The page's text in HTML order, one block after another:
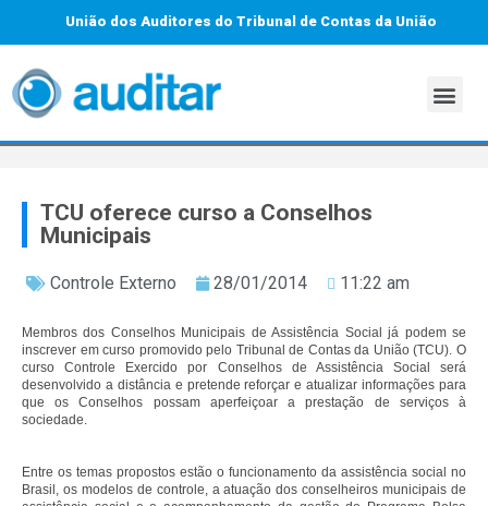
União dos Auditores do Tribunal de Contas da União
TCU oferece curso a Conselhos
Municipais
Controle Externo 28/01/2014 11:22 am
Membros dos Conselhos Municipais de Assistência Social já podem se
inscrever em curso promovido pelo Tribunal de Contas da União (TCU). O
curso Controle Exercido por Conselhos de Assistência Social será
desenvolvido a distância e pretende reforçar e atualizar informações para
que os Conselhos possam aperfeiçoar a prestação de serviços à
sociedade.
Entre os temas propostos estão o funcionamento da assistência social no
Brasil, os modelos de controle, a atuação dos conselheiros municipais de